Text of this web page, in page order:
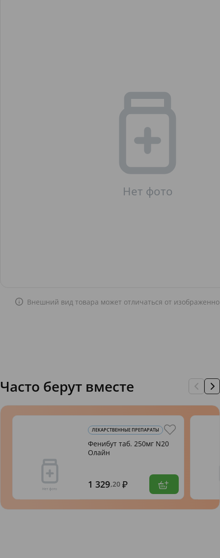
Внешний вид товара может отличаться от
Часто берут вместе
ЛЕКАРСТВЕННЫЕ ПРЕПАРАТЫ
Фенибут таб. 250мг N20
Олайн
1 329,20